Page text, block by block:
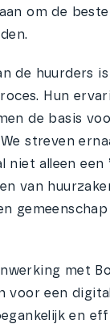
om de
de huurders
Hun
de basis
streven
niet alleen een
van
met
voor een
en